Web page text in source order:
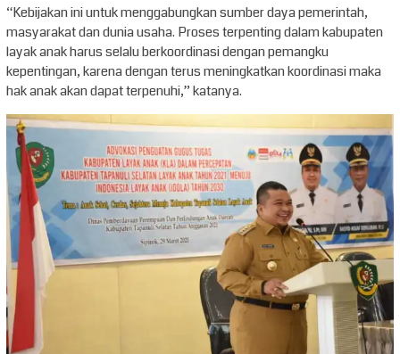
“Kebijakan ini untuk menggabungkan sumber daya pemerintah,
masyarakat dan dunia usaha. Proses terpenting dalam kabupaten
layak anak harus selalu berkoordinasi dengan pemangku
kepentingan, karena dengan terus meningkatkan koordinasi maka
hak anak akan dapat terpenuhi,” katanya.